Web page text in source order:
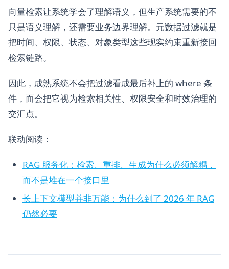
向量检索让系统学会了理解语义，但生产系统需要的不
只是语义理解，还需要业务边界理解。元数据过滤就是
把时间、权限、状态、对象类型这些现实约束重新接回
检索链路。
因此，成熟系统不会把过滤看成最后补上的 where 条
件，而会把它视为检索相关性、权限安全和时效治理的
交汇点。
联动阅读：
RAG 服务化：检索、重排、生成为什么必须解耦，
而不是堆在一个接口里
长上下文模型并非万能：为什么到了 2026 年 RAG
仍然必要